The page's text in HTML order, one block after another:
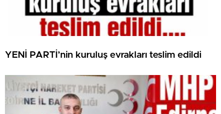
YENİ PARTİ’nin kuruluş evrakları teslim edildi